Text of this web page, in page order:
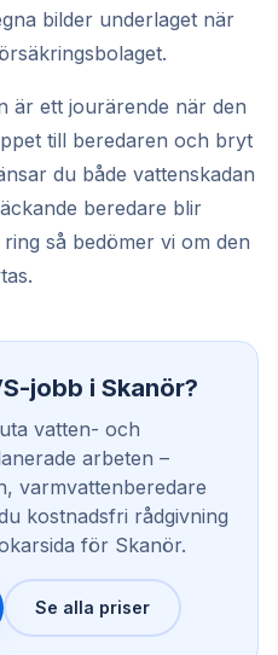
bilder underlaget när
är ett jourärende när den
till beredaren och bryt
du både vattenskadan
beredare blir
så bedömer vi om den
jobb i Skanör?
vatten- och
arbeten –
varmvattenberedare
kostnadsfri rådgivning
för Skanör.
Se alla priser